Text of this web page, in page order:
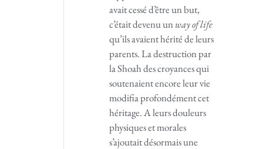
avait cessé d’être un but,
c’était devenu unway of life
qu’ils avaient hérité de leurs
parents. La destruction par
la Shoah des croyances qui
soutenaient encore leur vie
modifia profondément cet
héritage. A leurs douleurs
physiques et morales
s’ajoutait désormais une